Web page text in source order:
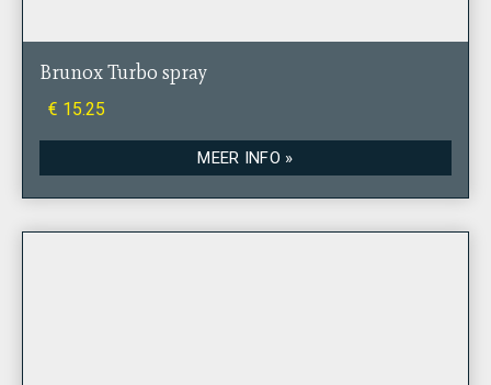
Brunox Turbo spray
€ 15.25
MEER INFO »